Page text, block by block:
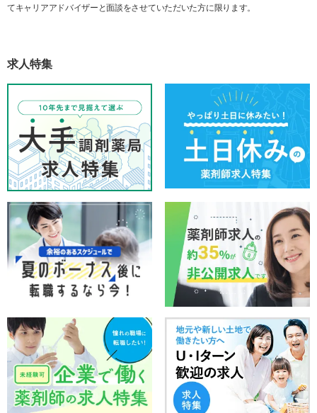
てキャリアアドバイザーと面談をさせていただいた方に限ります。
求人特集